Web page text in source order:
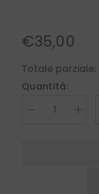
€35,00
Totale parziale:
Quantità:
Diminuire